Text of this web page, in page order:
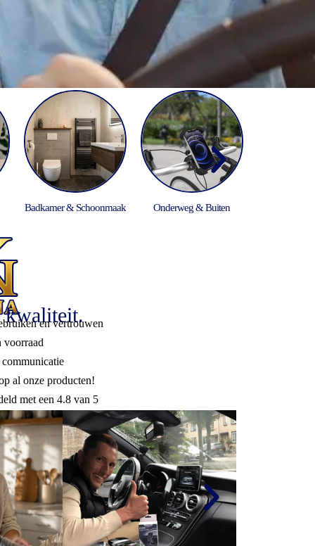
Badkamer & Schoonmaak Onderweg & Buiten
en vertrouwen
voorraad
al onze producten!
met een 4.8 van 5